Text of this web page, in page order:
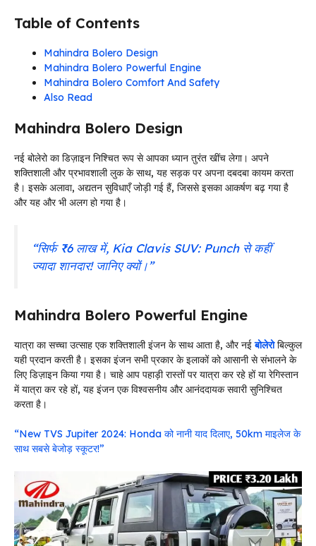
Table of Contents
Mahindra Bolero Design
Mahindra Bolero Powerful Engine
Mahindra Bolero Comfort And Safety
Also Read
Mahindra Bolero Design
नई बोलेरो का डिज़ाइन निश्चित रूप से आपका ध्यान तुरंत खींच लेगा। अपने
शक्तिशाली और प्रभावशाली लुक के साथ, यह सड़क पर अपना दबदबा कायम करता
है। इसके अलावा, अद्यतन सुविधाएँ जोड़ी गई हैं, जिससे इसका आकर्षण बढ़ गया है
और यह और भी अलग हो गया है।
“सिर्फ ₹6 लाख में, Kia Clavis SUV: Punch से कहीं
ज्यादा शानदार! जानिए क्यों।”
Mahindra Bolero Powerful Engine
यात्रा का सच्चा उत्साह एक शक्तिशाली इंजन के साथ आता है, और नईबोलेरोबिल्कुल
यही प्रदान करती है। इसका इंजन सभी प्रकार के इलाकों को आसानी से संभालने के
लिए डिज़ाइन किया गया है। चाहे आप पहाड़ी रास्तों पर यात्रा कर रहे हों या रेगिस्तान
में यात्रा कर रहे हों, यह इंजन एक विश्वसनीय और आनंददायक सवारी सुनिश्चित
करता है।
“New TVS Jupiter 2024: Honda को नानी याद दिलाए, 50km माइलेज के
साथ सबसे बेजोड़ स्कूटर!”